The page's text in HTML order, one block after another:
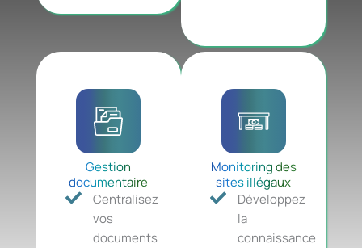
Gestion
documentaire
Centralisez
vos
documents
Monitoring des
sites illégaux
Développez
la
connaissance